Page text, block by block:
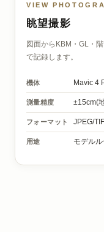
VIEW
眺望撮影
図面からKBM・GL・
で記録します。
機体 Mavic 4
測量精度 ±15cm(
フォーマット JPEG/
用途 モデル